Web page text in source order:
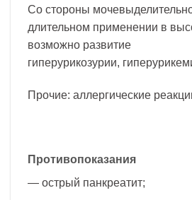
Со стороны
длительном применении в
возможно развитие
гиперурикозурии,
Прочие: аллергические
Противопоказания
— острый панкреатит;